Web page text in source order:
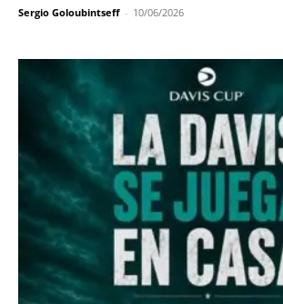
Sergio Goloubintseff - 10/06/2026